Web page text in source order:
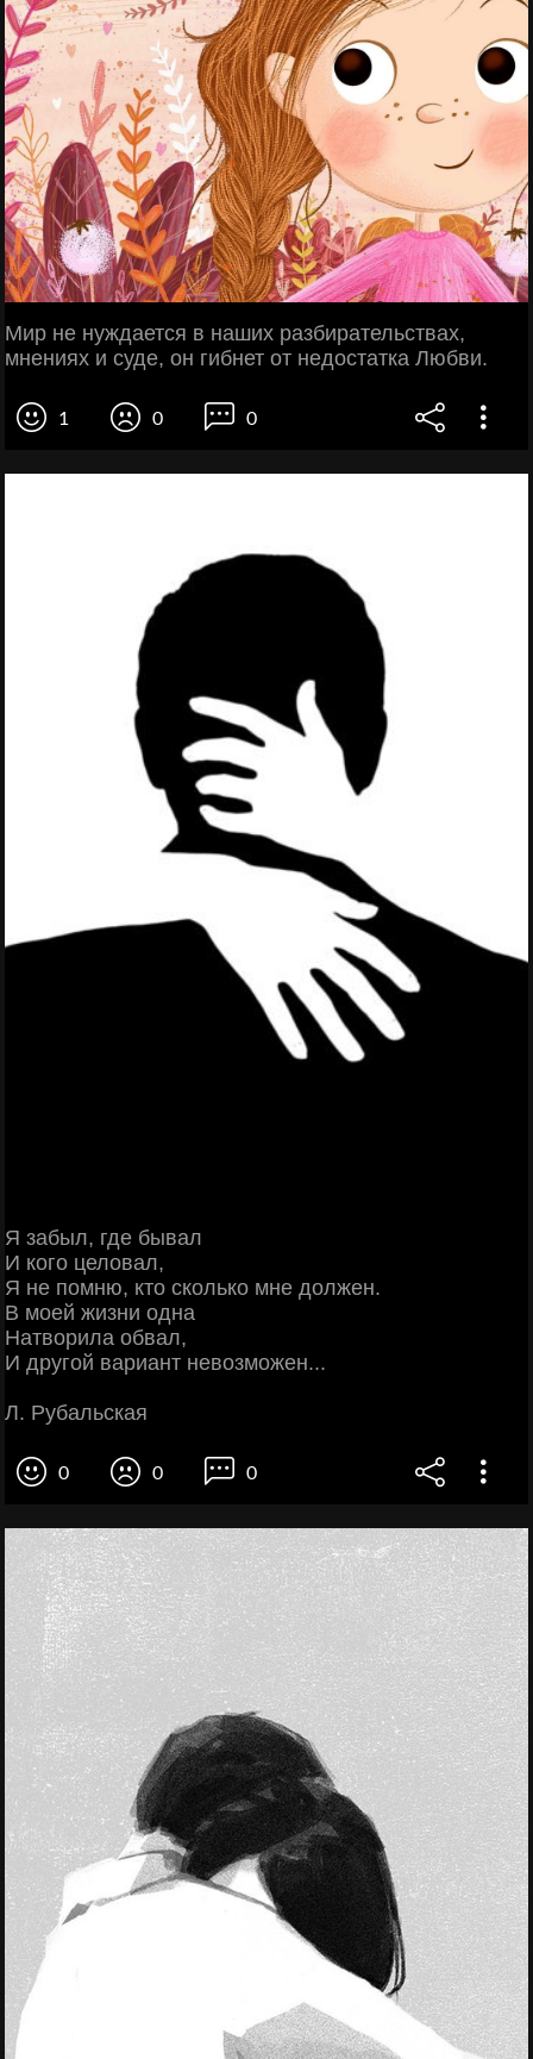
Мир не нуждается в наших разбирательствах,
мнениях и суде, он гибнет от недостатка Любви.
1 0 0
Я забыл, где бывал
И кого целовал,
Я не помню, кто сколько мне должен.
В моей жизни одна
Натворила обвал,
И другой вариант невозможен...
Л. Рубальская
0 0 0